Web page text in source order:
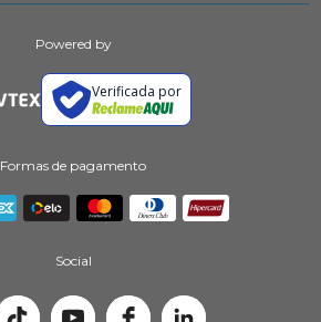
Powered by
Verificada por
Formas de pagamento
Social